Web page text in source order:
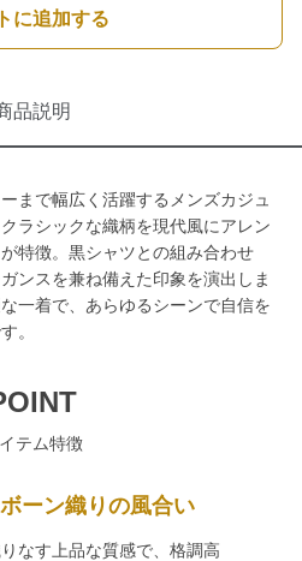
に追加する
品説明
まで幅広く活躍するメンズカジュ
ラシックな織柄を現代風にアレン
特徴。黒シャツとの組み合わせ
ンスを兼ね備えた印象を演出しま
一着で、あらゆるシーンで自信を
。
テム特徴
ーン織りの風合い
なす上品な質感で、格調高